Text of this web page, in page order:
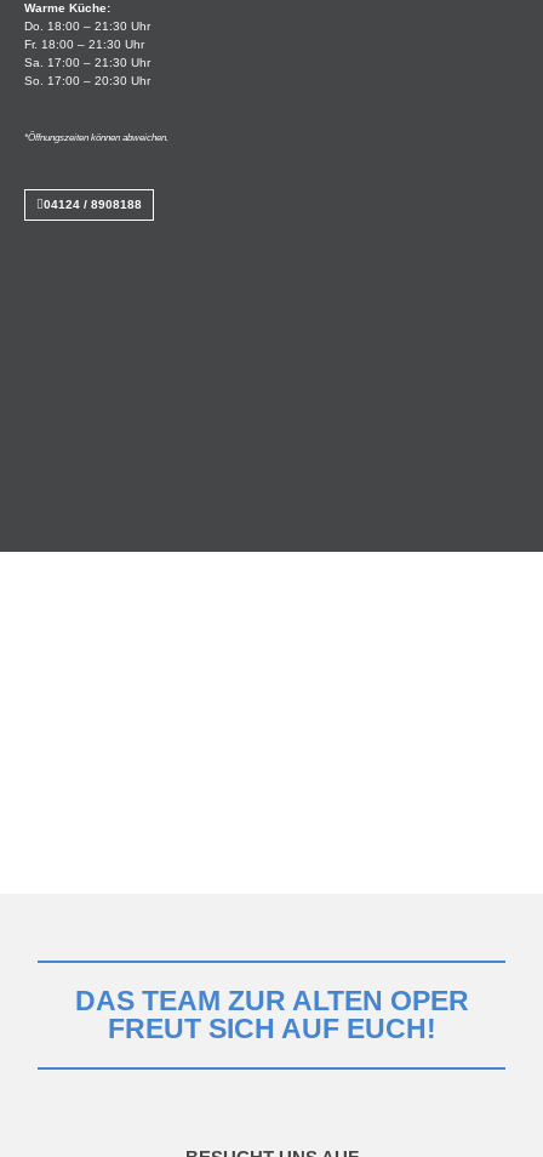
Warme Küche:
Do. 18:00 – 21:30 Uhr
Fr. 18:00 – 21:30 Uhr
Sa. 17:00 – 21:30 Uhr
So. 17:00 – 20:30 Uhr
*Öffnungszeiten können abweichen.
04124 / 8908188
DAS TEAM ZUR ALTEN OPER
FREUT SICH AUF EUCH!